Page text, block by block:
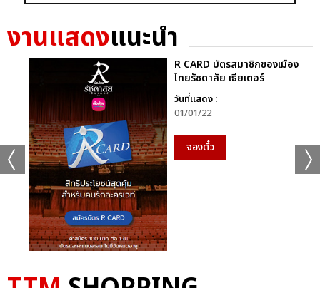
งานแสดงแนะนำ
R CARD บัตรสมาชิกของเมือง
ไทยรัชดาลัย เธียเตอร์
วันที่แสดง :
01/01/22
จองตั๋ว